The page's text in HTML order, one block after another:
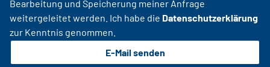
Bearbeitung und Speicherung meiner Anfrage
weitergeleitet werden. Ich habe die Datenschutzerklärung
zur Kenntnis genommen.
E-Mail senden